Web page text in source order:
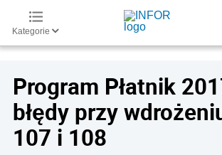
Kategorie
Program Płatnik
błędy przy
107 i 108